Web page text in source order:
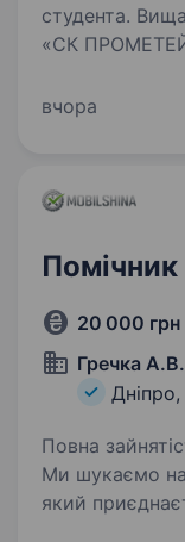
студента. Вища освіта.
«СК
з чорної й
вчора
Помічник
20 000 грн
Гречка
Дніпро,
Повна
Ми шукаємо
який